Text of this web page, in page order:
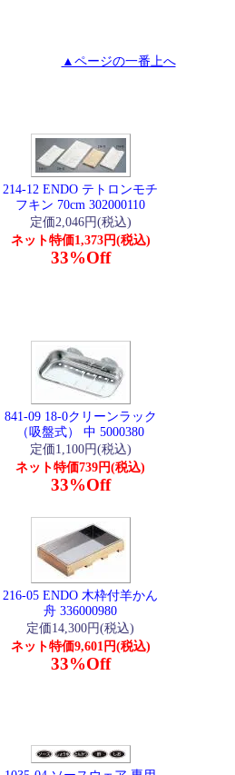
▲ページの一番上へ
214-12 ENDO テトロンモチ
フキン 70cm 302000110
定価2,046円(税込)
ネット特価1,373円(税込)
33%Off
841-09 18-0クリーンラック
（吸盤式） 中 5000380
定価1,100円(税込)
ネット特価739円(税込)
33%Off
216-05 ENDO 木枠付羊かん
舟 336000980
定価14,300円(税込)
ネット特価9,601円(税込)
33%Off